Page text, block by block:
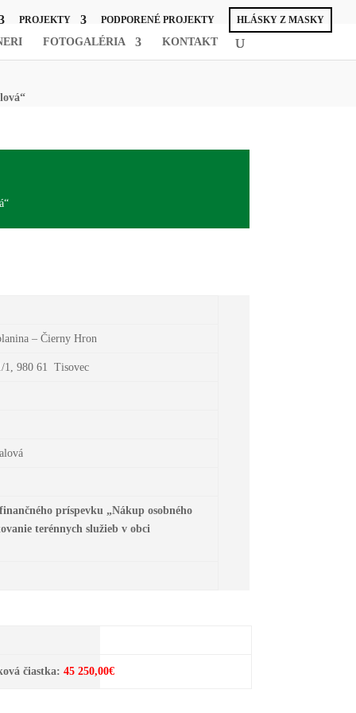
PROJEKTY PODPORENÉ PROJEKTY HLÁSKY Z MASKY
FOTOGALÉRIA KONTAKT
– Čierny Hron
1, 980 61 Tisovec
príspevku „Nákup osobného
terénnych služieb v obci
čiastka: 45 250,00€